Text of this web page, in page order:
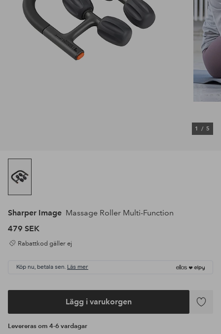
1 / 5
Sharper Image Massage Roller Multi-Function
479 SEK
Rabattkod gäller ej
Köp nu, betala sen. Läs mer
Lägg i varukorgen
Lägg
Levereras om 4-6 vardagar